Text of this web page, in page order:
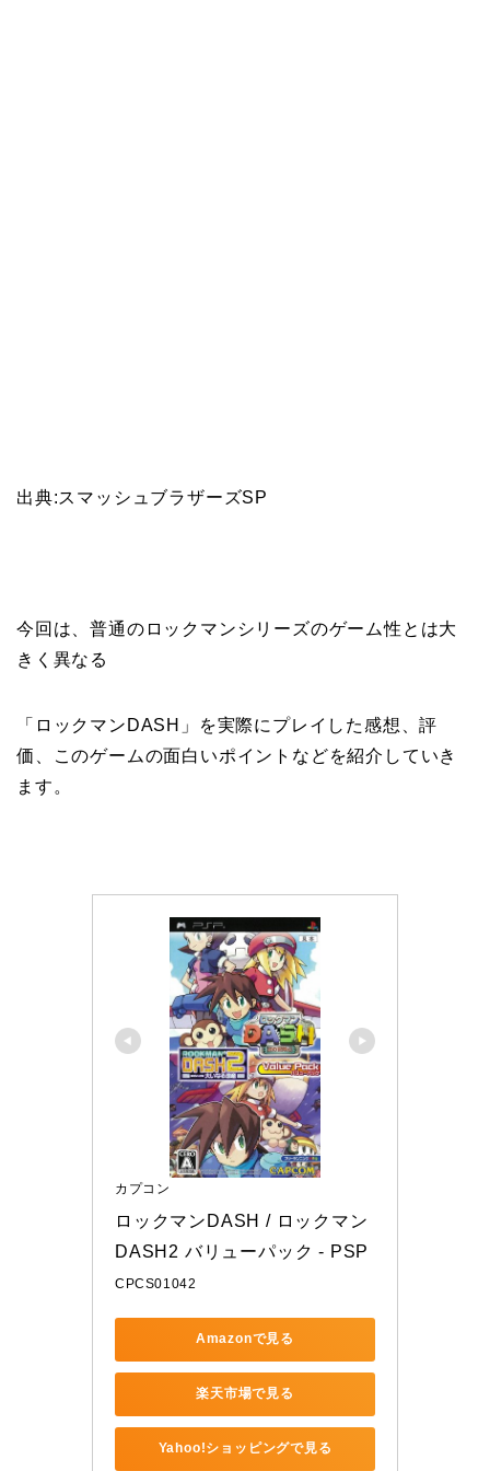
出典:スマッシュブラザーズSP
今回は、普通のロックマンシリーズのゲーム性とは大
きく異なる
「ロックマンDASH」を実際にプレイした感想、評
価、このゲームの面白いポイントなどを紹介していき
ます。
カプコン
ロックマンDASH / ロックマン
DASH2 バリューパック - PSP
CPCS01042
Amazonで見る
楽天市場で見る
Yahoo!ショッピングで見る